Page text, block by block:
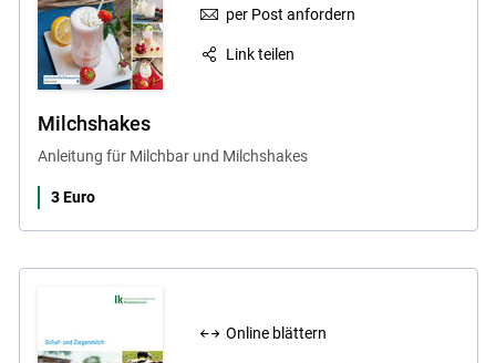
per Post anfordern
Link teilen
Milchshakes
Anleitung für Milchbar und Milchshakes
3 Euro
Online blättern